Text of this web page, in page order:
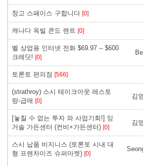
창고 스페이스 구합니다 [0]
캐나다 옥빌 콘도 렌트 [0]
벨 상업용 인터넷 전화 $69.97 -- $600
크레딧! [0]
토론토 편의점 [566]
(strathroy) 스시 테이크아웃 레스토
랑-급매 [0]
김
[놓칠 수 없는 투자 와 사업기회!] 잉
거솔 가든센터 (컨비+가든센터) [0]
김
스시 납품 비지니스 (토론토 시내 대
형 프랜차이즈 슈퍼마켓) [0]